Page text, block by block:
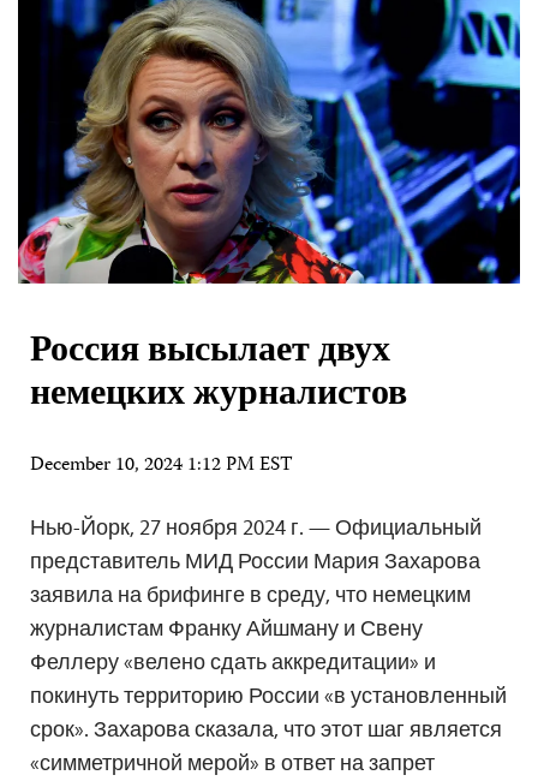
Россия высылает двух
немецких журналистов
December 10, 2024 1:12 PM EST
Нью-Йорк, 27 ноября 2024 г. — Официальный
представитель МИД России Мария Захарова
заявила на брифинге в среду, что немецким
журналистам Франку Айшману и Свену
Феллеру «велено сдать аккредитации» и
покинуть территорию России «в установленный
срок». Захарова сказала, что этот шаг является
«симметричной мерой» в ответ на запрет